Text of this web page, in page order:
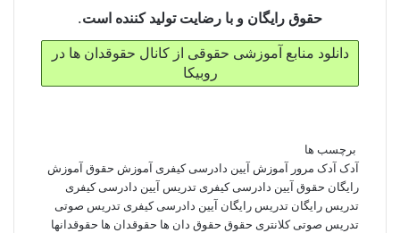
حقوق رایگان و با رضایت تولید کننده است.
دانلود منابع آموزشی حقوقی از کانال حقوقدان ها در
روبیکا
برچسب ها
آدک آدک مرور آموزش آیین دادرسی کیفری آموزش حقوق آموزش
رایگان حقوق آیین دادرسی کیفری تدریس آیین دادرسی کیفری
تدریس رایگان تدریس رایگان آیین دادرسی کیفری تدریس صوتی
تدریس صوتی کلانتری حقوق حقوق دان ها حقوقدان ها حقوقدانها